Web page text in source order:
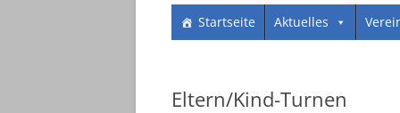
SV 1961 Dorheim
SV 1961 Dorheim e.V.
Zum
InhaltStartseite Aktuelles
Eltern/Kind-Turnen